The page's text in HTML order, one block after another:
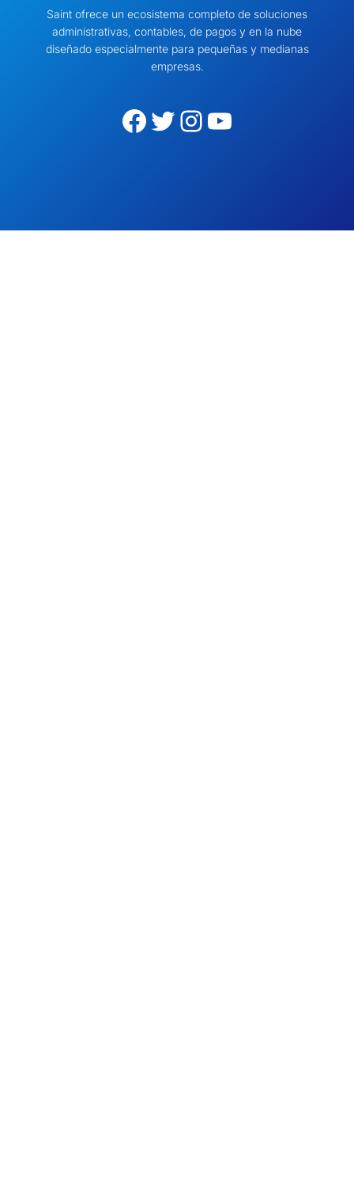
Saint ofrece un ecosistema completo de soluciones
administrativas, contables, de pagos y en la nube
diseñado especialmente para pequeñas y medianas
empresas.
Facebook Twitter Instagram YouTube